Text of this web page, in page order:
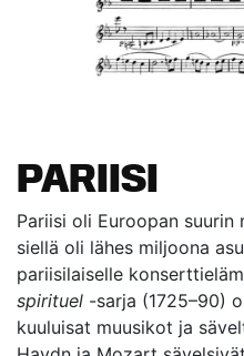
PARIISI
Pariisi oli Euroopan suurin
siellä oli lähes miljoona
pariisilaiselle
spirituel -sarja (1725–90)
kuuluisat muusikot ja